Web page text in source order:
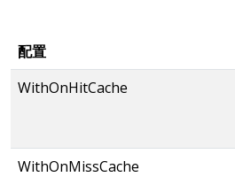
配置
WithOnHitCache
WithOnMissCache